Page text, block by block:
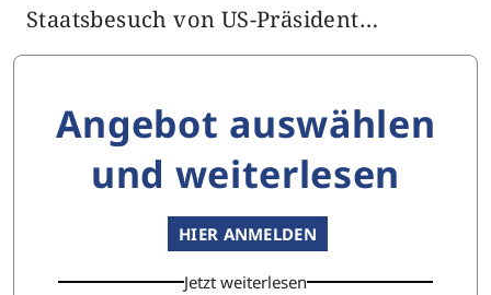
Staatsbesuch von US-Präsident…
Angebot auswählen
und weiterlesen
HIER ANMELDEN
Jetzt weiterlesen